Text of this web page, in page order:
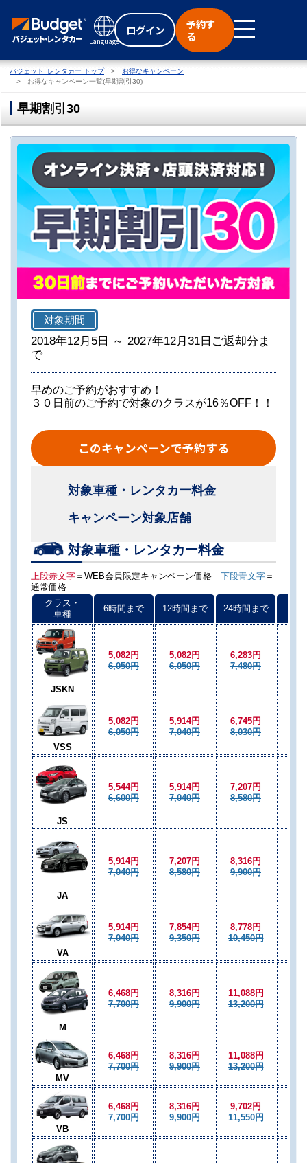
Language
ログイン
予約す
る
バジェット･レンタカー トップ
お得なキャンペーン
お得なキャンペーン一覧(早期割引30)
早期割引30
対象期間
2018年12月5日 ～ 2027年12月31日ご返却分ま
で
早めのご予約がおすすめ！
３０日前のご予約で対象のクラスが16％OFF！！
このキャンペーンで予約する
対象車種・レンタカー料金
キャンペーン対象店舗
対象車種・レンタカー料金
上段赤文字 ＝WEB会員限定キャンペーン価格 下段青文字 ＝
通常価格
クラス・
車種
6時間まで 12時間まで 24時間まで
JSKN
5,082円
6,050円
5,082円
6,050円
6,283円
7,480円
VSS
5,082円
6,050円
5,914円
7,040円
6,745円
8,030円
JS
5,544円
6,600円
5,914円
7,040円
7,207円
8,580円
JA
5,914円
7,040円
7,207円
8,580円
8,316円
9,900円
VA
5,914円
7,040円
7,854円
9,350円
8,778円
10,450円
M
6,468円
7,700円
8,316円
9,900円
11,088円
13,200円
MV
6,468円
7,700円
8,316円
9,900円
11,088円
13,200円
VB
6,468円
7,700円
8,316円
9,900円
9,702円
11,550円